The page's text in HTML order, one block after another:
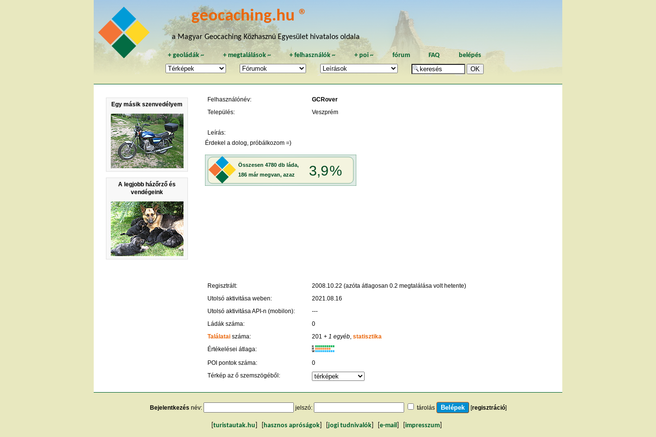
geocaching.hu ®
a Magyar Geocaching Közhasznú Egyesület hivatalos oldala
+geoládák ~ +megtalálások~ +felhasználók ~ + poi~ fórum FAQ belépés
Egy másik szenvedélyem
A legjobb házőrző és
vendégeink
Felhasználónév:
GCRover
Település:
Veszprém
Leírás:
Érdekel a dolog, próbálkozom =)
Regisztrált:
2008.10.22 (azóta átlagosan 0.2 megtalálása volt hetente)
Utolsó aktivitása weben:
2021.08.16
Utolsó aktivitása API-n (mobilon):
---
Ládák száma:
0
Találatai száma: 201 + 1 egyéb, statisztika
Értékelései átlaga:
K
R
W
POI pontok száma:
0
Térkép az ő szemszögéből:
Bejelentkezés név: jelszó: tárolás [regisztráció]
turistautak.hu hasznos apróságok jogi tudnivalók e-mail impresszum